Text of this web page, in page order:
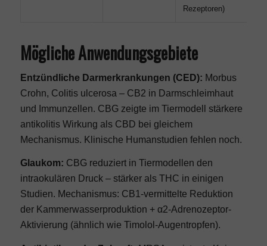
Rezeptoren)
Mögliche Anwendungsgebiete
Entzündliche Darmerkrankungen (CED): Morbus
Crohn, Colitis ulcerosa – CB2 in Darmschleimhaut
und Immunzellen. CBG zeigte im Tiermodell stärkere
antikolitis Wirkung als CBD bei gleichem
Mechanismus. Klinische Humanstudien fehlen noch.
Glaukom: CBG reduziert in Tiermodellen den
intraokulären Druck – stärker als THC in einigen
Studien. Mechanismus: CB1-vermittelte Reduktion
der Kammerwasserproduktion + α2-Adrenozeptor-
Aktivierung (ähnlich wie Timolol-Augentropfen).